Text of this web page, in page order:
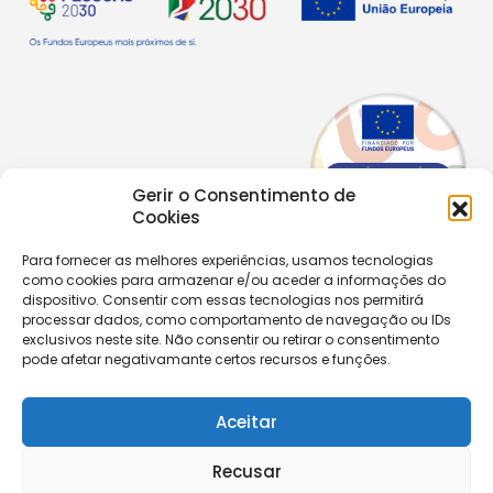
Gerir o Consentimento de
Cookies
Para fornecer as melhores experiências, usamos tecnologias
como cookies para armazenar e/ou aceder a informações do
dispositivo. Consentir com essas tecnologias nos permitirá
processar dados, como comportamento de navegação ou IDs
exclusivos neste site. Não consentir ou retirar o consentimento
pode afetar negativamante certos recursos e funções.
Aceitar
Recusar
Copyright © 2026 |Equipa de Comunicação Digital
Política de Privacidade|PPPDPAECM|PPRCIC
+351 229 820 641
secretaria@aecastelomaia.pt